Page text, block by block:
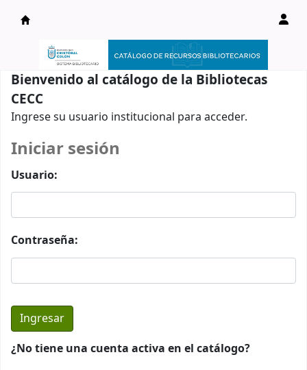
Catálogo en línea
Bienvenido al catálogo de la Bibliotecas
CECC
Ingrese su usuario institucional para acceder.
Iniciar sesión
Usuario:
Contraseña:
¿No tiene una cuenta activa en el catálogo?